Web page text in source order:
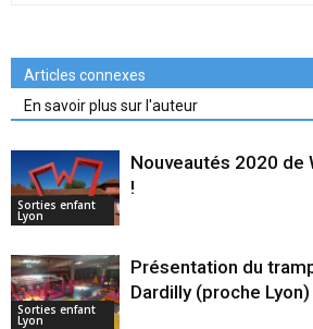
Articles connexes
En savoir plus sur l'auteur
Sorties enfant
Lyon
Nouveautés 2020 de
!
Sorties enfant
Lyon
Présentation du
Dardilly (proche Lyon)